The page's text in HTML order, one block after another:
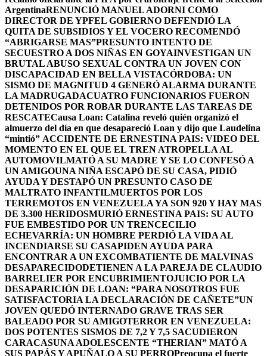
ArgentinaRENUNCIÓ MANUEL ADORNI COMO
DIRECTOR DE YPFEL GOBIERNO DEFENDIÓ LA
QUITA DE SUBSIDIOS Y EL VOCERO RECOMENDÓ
“ABRIGARSE MAS”PRESUNTO INTENTO DE
SECUESTRO A DOS NIÑAS EN GOYAINVESTIGAN UN
BRUTAL ABUSO SEXUAL CONTRA UN JOVEN CON
DISCAPACIDAD EN BELLA VISTACÓRDOBA: UN
SISMO DE MAGNITUD 4 GENERÓ ALARMA DURANTE
LA MADRUGADACUATRO FUNCIONARIOS FUERON
DETENIDOS POR ROBAR DURANTE LAS TAREAS DE
RESCATECausa Loan: Catalina reveló quién organizó el
almuerzo del día en que desapareció Loan y dijo que Laudelina
“mintió” ACCIDENTE DE ERNESTINA PAIS: VIDEO DEL
MOMENTO EN EL QUE EL TREN ATROPELLA AL
AUTOMOVILMATÓ A SU MADRE Y SE LO CONFESÓ A
UN AMIGOUNA NIÑA ESCAPÓ DE SU CASA, PIDIÓ
AYUDA Y DESTAPÓ UN PRESUNTO CASO DE
MALTRATO INFANTILMUERTOS POR LOS
TERREMOTOS EN VENEZUELA YA SON 920 Y HAY MAS
DE 3.300 HERIDOSMURIÓ ERNESTINA PAIS: SU AUTO
FUE EMBESTIDO POR UN TRENCECILIO
ECHEVARRÍA: UN HOMBRE PERDIÓ LA VIDA AL
INCENDIARSE SU CASAPIDEN AYUDA PARA
ENCONTRAR A UN EXCOMBATIENTE DE MALVINAS
DESAPARECIDODETIENEN A LA PAREJA DE CLAUDIO
BARRELIER POR ENCUBRIMIENTOJUICIO POR LA
DESAPARICIÓN DE LOAN: “PARA NOSOTROS FUE
SATISFACTORIA LA DECLARACIÓN DE CAÑETE”UN
JOVEN QUEDÓ INTERNADO GRAVE TRAS SER
BALEADO POR SU AMIGOTERROR EN VENEZUELA:
DOS POTENTES SISMOS DE 7,2 Y 7,5 SACUDIERON
CARACASUNA ADOLESCENTE “THERIAN” MATÓ A
SUS PAPÁS Y APUÑALO A SU PERROPreocupa el fuerte